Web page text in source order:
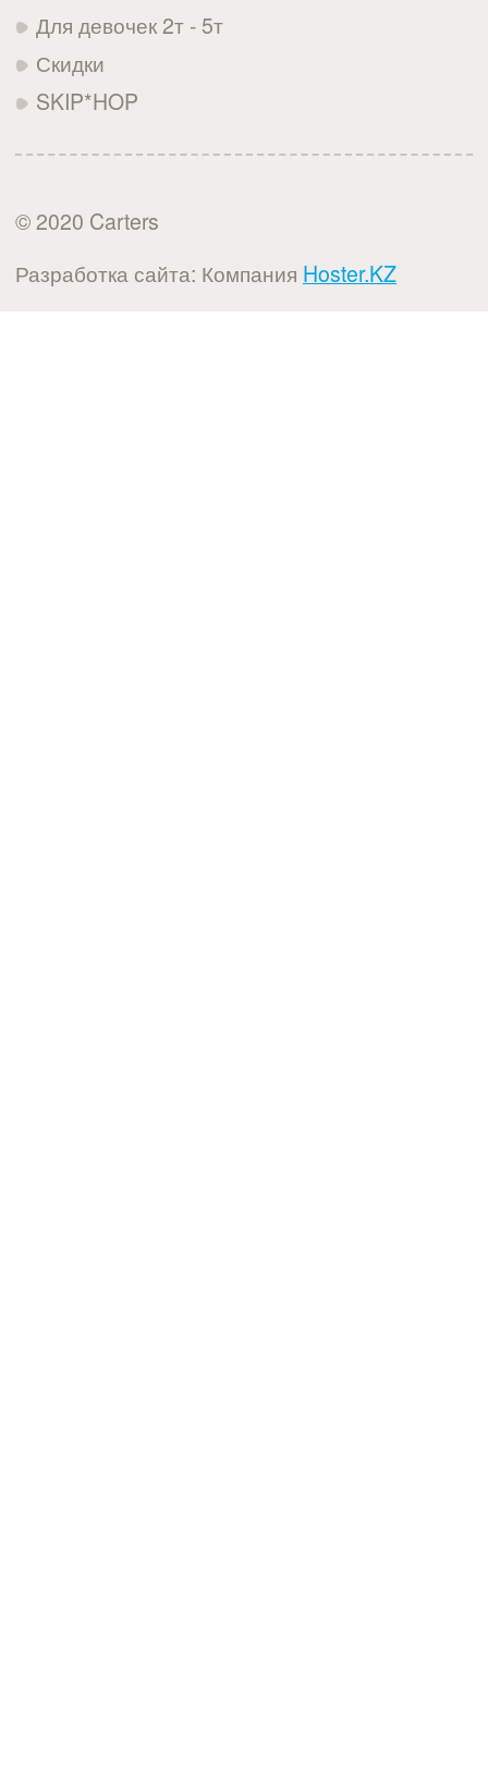
Для девочек 2т - 5т
Скидки
SKIP*HOP
© 2020 Carters
Разработка сайта: Компания Hoster.KZ